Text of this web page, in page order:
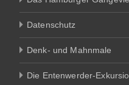
Datenschutz
Denk- und Mahnmale
Die Entenwerder-